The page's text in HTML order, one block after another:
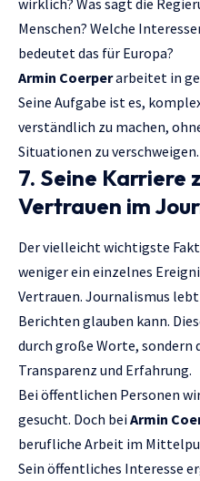
Menschen? Welche
bedeutet das für Europa?
Armin Coerperarbeitet in
Seine Aufgabe ist es,
verständlich zu machen,
Situationen zu verschweigen.
7. Seine Karriere
Vertrauen im
Der vielleicht wichtigste
weniger ein einzelnes
Vertrauen. Journalismus
Berichten glauben kann.
durch große Worte, sondern
Transparenz und Erfahrung.
Bei öffentlichen Personen
gesucht. Doch beiArmin
berufliche Arbeit im
Sein öffentliches Interesse